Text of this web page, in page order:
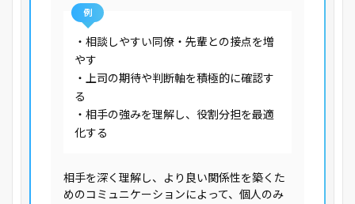
例
・相談しやすい同僚・先輩との接点を増
やす
・上司の期待や判断軸を積極的に確認す
る
・相手の強みを理解し、役割分担を最適
化する
相手を深く理解し、より良い関係性を築くた
めのコミュニケーションによって、個人のみ